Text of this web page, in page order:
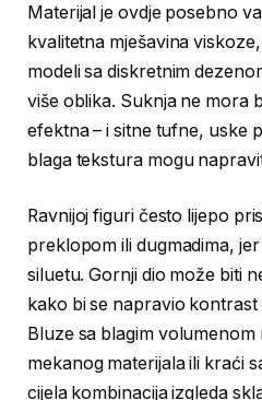
Materijal je ovdje posebno
kvalitetna mješavina
modeli sa diskretnim
više oblika. Suknja ne mora
efektna – i sitne tufne, uske
blaga tekstura mogu
Ravnijoj figuri često lijepo
preklopom ili dugmadima,
siluetu. Gornji dio može biti
kako bi se napravio
Bluze sa blagim
mekanog materijala ili kraći
cijela kombinacija izgleda